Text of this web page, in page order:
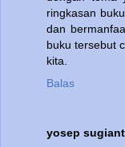
ringkasan
dan
buku tersebut
kita.
Balas
yosep